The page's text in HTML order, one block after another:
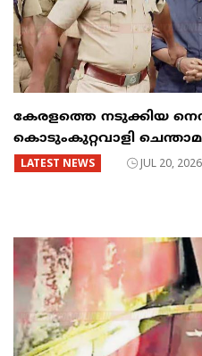
കേരളത്തെ നടുക്കിയ
കൊടുംകുറ്റവാളി
LATEST NEWS JUL 20,